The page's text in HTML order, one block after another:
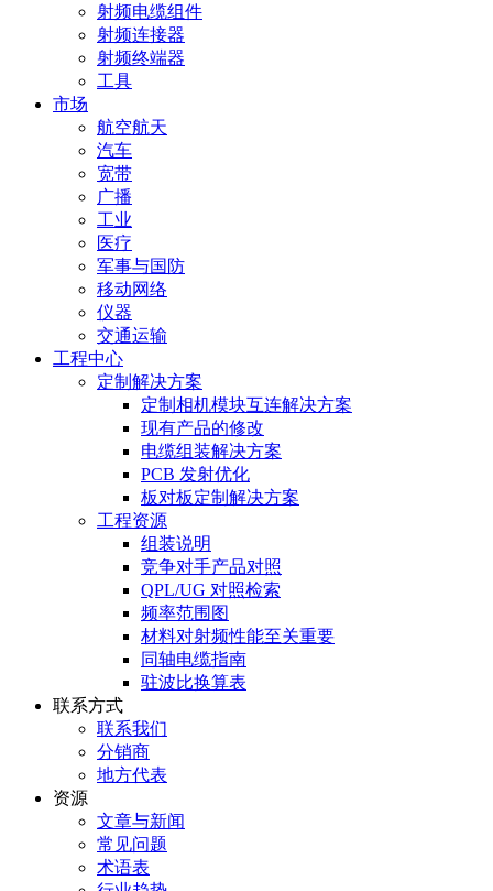
射频电缆组件
射频连接器
射频终端器
工具
市场
航空航天
汽车
宽带
广播
工业
医疗
军事与国防
移动网络
仪器
交通运输
工程中心
定制解决方案
定制相机模块互连解决方案
现有产品的修改
电缆组装解决方案
PCB 发射优化
板对板定制解决方案
工程资源
组装说明
竞争对手产品对照
QPL/UG 对照检索
频率范围图
材料对射频性能至关重要
同轴电缆指南
驻波比换算表
联系方式
联系我们
分销商
地方代表
资源
文章与新闻
常见问题
术语表